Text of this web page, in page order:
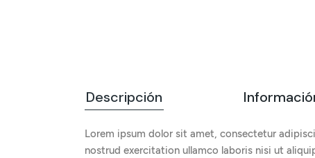
Descripción
Lorem ipsum dolor sit amet, consectetur
nostrud exercitation ullamco laboris nisi ut